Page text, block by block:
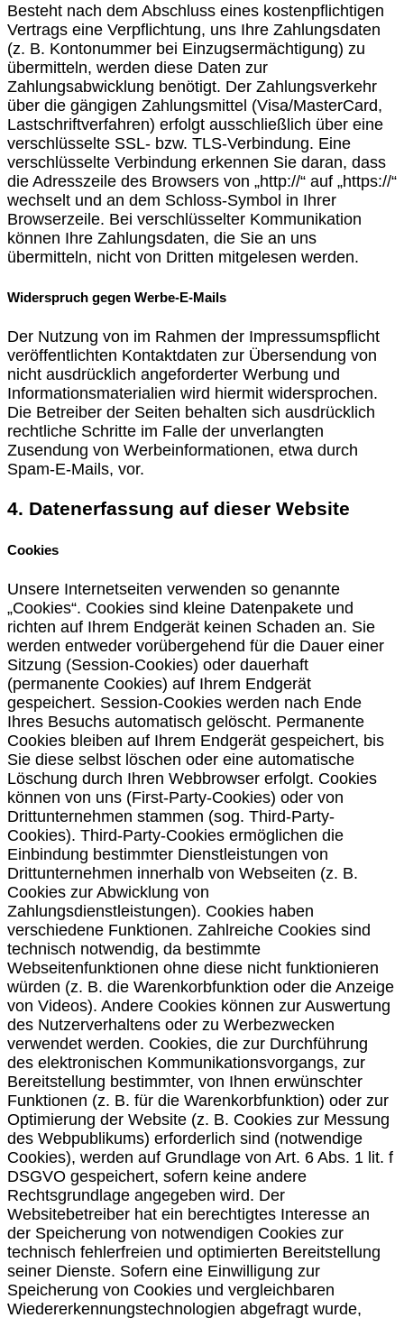
Besteht nach dem Abschluss eines kostenpflichtigen
Vertrags eine Verpflichtung, uns Ihre Zahlungsdaten
(z. B. Kontonummer bei Einzugsermächtigung) zu
übermitteln, werden diese Daten zur
Zahlungsabwicklung benötigt. Der Zahlungsverkehr
über die gängigen Zahlungsmittel (Visa/MasterCard,
Lastschriftverfahren) erfolgt ausschließlich über eine
verschlüsselte SSL- bzw. TLS-Verbindung. Eine
verschlüsselte Verbindung erkennen Sie daran, dass
die Adresszeile des Browsers von „http://“ auf „https://“
wechselt und an dem Schloss-Symbol in Ihrer
Browserzeile. Bei verschlüsselter Kommunikation
können Ihre Zahlungsdaten, die Sie an uns
übermitteln, nicht von Dritten mitgelesen werden.
Widerspruch gegen Werbe-E-Mails
Der Nutzung von im Rahmen der Impressumspflicht
veröffentlichten Kontaktdaten zur Übersendung von
nicht ausdrücklich angeforderter Werbung und
Informationsmaterialien wird hiermit widersprochen.
Die Betreiber der Seiten behalten sich ausdrücklich
rechtliche Schritte im Falle der unverlangten
Zusendung von Werbeinformationen, etwa durch
Spam-E-Mails, vor.
4. Datenerfassung auf dieser Website
Cookies
Unsere Internetseiten verwenden so genannte
„Cookies“. Cookies sind kleine Datenpakete und
richten auf Ihrem Endgerät keinen Schaden an. Sie
werden entweder vorübergehend für die Dauer einer
Sitzung (Session-Cookies) oder dauerhaft
(permanente Cookies) auf Ihrem Endgerät
gespeichert. Session-Cookies werden nach Ende
Ihres Besuchs automatisch gelöscht. Permanente
Cookies bleiben auf Ihrem Endgerät gespeichert, bis
Sie diese selbst löschen oder eine automatische
Löschung durch Ihren Webbrowser erfolgt. Cookies
können von uns (First-Party-Cookies) oder von
Drittunternehmen stammen (sog. Third-Party-
Cookies). Third-Party-Cookies ermöglichen die
Einbindung bestimmter Dienstleistungen von
Drittunternehmen innerhalb von Webseiten (z. B.
Cookies zur Abwicklung von
Zahlungsdienstleistungen). Cookies haben
verschiedene Funktionen. Zahlreiche Cookies sind
technisch notwendig, da bestimmte
Webseitenfunktionen ohne diese nicht funktionieren
würden (z. B. die Warenkorbfunktion oder die Anzeige
von Videos). Andere Cookies können zur Auswertung
des Nutzerverhaltens oder zu Werbezwecken
verwendet werden. Cookies, die zur Durchführung
des elektronischen Kommunikationsvorgangs, zur
Bereitstellung bestimmter, von Ihnen erwünschter
Funktionen (z. B. für die Warenkorbfunktion) oder zur
Optimierung der Website (z. B. Cookies zur Messung
des Webpublikums) erforderlich sind (notwendige
Cookies), werden auf Grundlage von Art. 6 Abs. 1 lit. f
DSGVO gespeichert, sofern keine andere
Rechtsgrundlage angegeben wird. Der
Websitebetreiber hat ein berechtigtes Interesse an
der Speicherung von notwendigen Cookies zur
technisch fehlerfreien und optimierten Bereitstellung
seiner Dienste. Sofern eine Einwilligung zur
Speicherung von Cookies und vergleichbaren
Wiedererkennungstechnologien abgefragt wurde,